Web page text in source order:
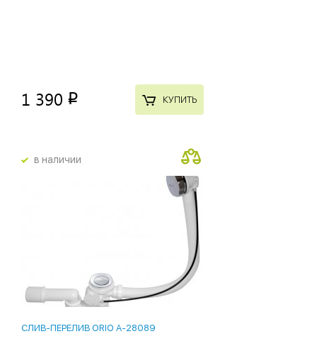
1 390 p КУПИТЬ
в наличии
СЛИВ-ПЕРЕЛИВ ORIO A-28089